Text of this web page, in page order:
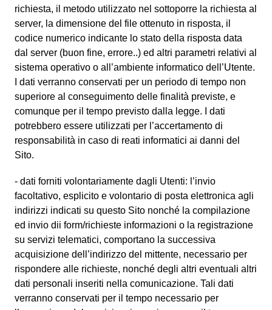
richiesta, il metodo utilizzato nel sottoporre la richiesta al
server, la dimensione del file ottenuto in risposta, il
codice numerico indicante lo stato della risposta data
dal server (buon fine, errore..) ed altri parametri relativi al
sistema operativo o all’ambiente informatico dell’Utente.
I dati verranno conservati per un periodo di tempo non
superiore al conseguimento delle finalità previste, e
comunque per il tempo previsto dalla legge. I dati
potrebbero essere utilizzati per l’accertamento di
responsabilità in caso di reati informatici ai danni del
Sito.
- dati forniti volontariamente dagli Utenti: l’invio
facoltativo, esplicito e volontario di posta elettronica agli
indirizzi indicati su questo Sito nonché la compilazione
ed invio dii form/richieste informazioni o la registrazione
su servizi telematici, comportano la successiva
acquisizione dell’indirizzo del mittente, necessario per
rispondere alle richieste, nonché degli altri eventuali altri
dati personali inseriti nella comunicazione. Tali dati
verranno conservati per il tempo necessario per